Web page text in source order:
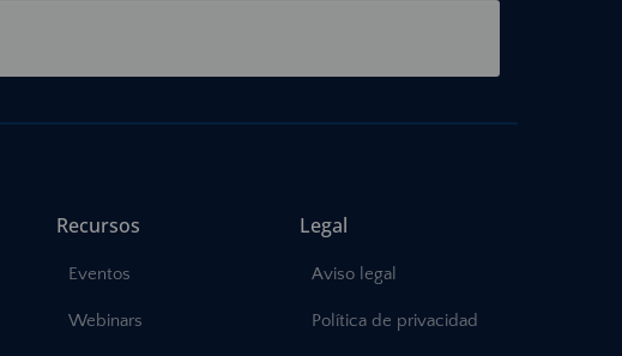
Recursos
Eventos
Webinars
Legal
Aviso legal
Política de privacidad